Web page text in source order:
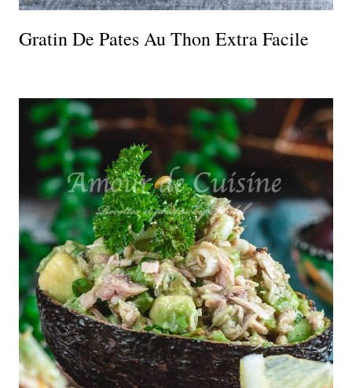
Gratin De Pates Au Thon Extra Facile